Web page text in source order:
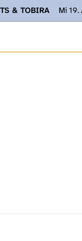
& TOBIRA
Mi
zur Verfügung